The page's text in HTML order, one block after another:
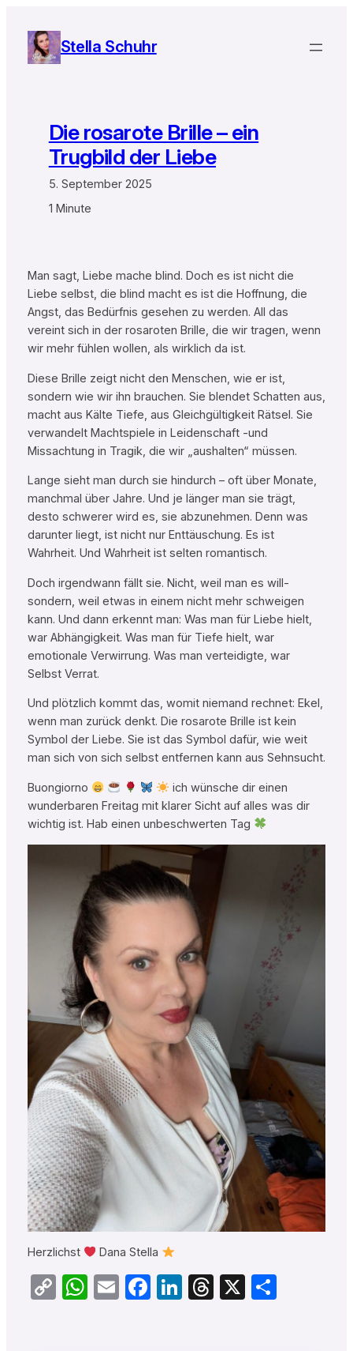
Inhalt
springen
Stella Schuhr
Die rosarote Brille – ein
Trugbild der Liebe
5. September 2025
1 Minute
Man sagt, Liebe mache blind. Doch es ist nicht die
Liebe selbst, die blind macht es ist die Hoffnung, die
Angst, das Bedürfnis gesehen zu werden. All das
vereint sich in der rosaroten Brille, die wir tragen, wenn
wir mehr fühlen wollen, als wirklich da ist.
Diese Brille zeigt nicht den Menschen, wie er ist,
sondern wie wir ihn brauchen. Sie blendet Schatten aus,
macht aus Kälte Tiefe, aus Gleichgültigkeit Rätsel. Sie
verwandelt Machtspiele in Leidenschaft -und
Missachtung in Tragik, die wir „aushalten“ müssen.
Lange sieht man durch sie hindurch – oft über Monate,
manchmal über Jahre. Und je länger man sie trägt,
desto schwerer wird es, sie abzunehmen. Denn was
darunter liegt, ist nicht nur Enttäuschung. Es ist
Wahrheit. Und Wahrheit ist selten romantisch.
Doch irgendwann fällt sie. Nicht, weil man es will-
sondern, weil etwas in einem nicht mehr schweigen
kann. Und dann erkennt man: Was man für Liebe hielt,
war Abhängigkeit. Was man für Tiefe hielt, war
emotionale Verwirrung. Was man verteidigte, war
Selbst Verrat.
Und plötzlich kommt das, womit niemand rechnet: Ekel,
wenn man zurück denkt. Die rosarote Brille ist kein
Symbol der Liebe. Sie ist das Symbol dafür, wie weit
man sich von sich selbst entfernen kann aus Sehnsucht.
Buongiorno
ich wünsche dir einen
wunderbaren Freitag mit klarer Sicht auf alles was dir
wichtig ist. Hab einen unbeschwerten Tag
Herzlichst Dana Stella
CopyWhatsApp
EmailFacebook
LinkedIn
Threads
X Teilen